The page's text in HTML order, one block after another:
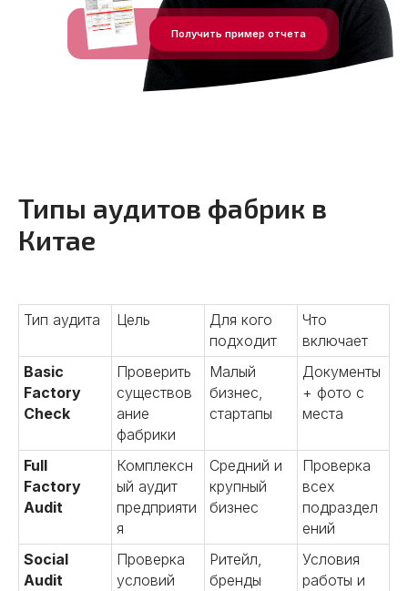
Получить пример отчета
Типы аудитов фабрик в
Китае
Тип аудита Цель
Для кого
подходит
Что
включает
Basic
Factory
Check
Проверить
существов
ание
фабрики
Малый
бизнес,
стартапы
Документы
+ фото с
места
Full
Factory
Audit
Комплексн
ый аудит
предприяти
я
Средний и
крупный
бизнес
Проверка
всех
подраздел
ений
Social
Audit
Проверка
условий
Ритейл,
бренды
Условия
работы и